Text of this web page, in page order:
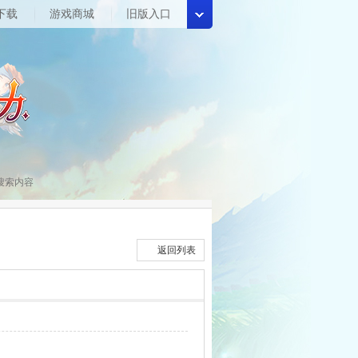
载 游戏商城 旧版入口
返回列表